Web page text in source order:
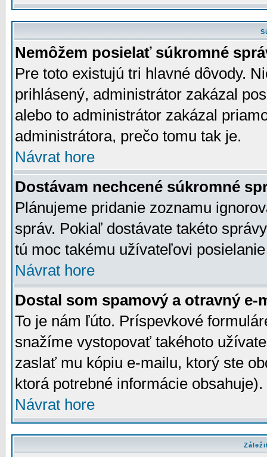
Nemôžem posielať súkromné
Pre toto existujú tri hlavné dôvody.
prihlásený, administrátor zakázal
alebo to administrátor zakázal
administrátora, prečo tomu tak je.
Návrat hore
Dostávam nechcené súkromné
Plánujeme pridanie zoznamu
správ. Pokiaľ dostávate takéto
tú moc takému užívateľovi
Návrat hore
Dostal som spamový a otravný e-
To je nám ľúto. Príspevkové
snažíme vystopovať takéhoto
zaslať mu kópiu e-mailu, ktorý ste
ktorá potrebné informácie
Návrat hore